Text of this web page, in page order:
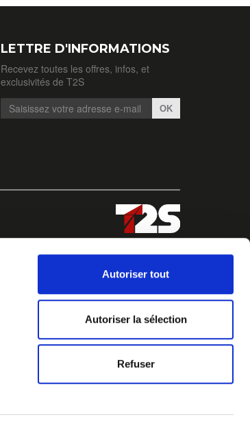
Autoriser tout
Autoriser la sélection
Refuser
LETTRE D'INFORMATIONS
Recevez toutes les offres, infos, et
exclusivités de T2S
OK